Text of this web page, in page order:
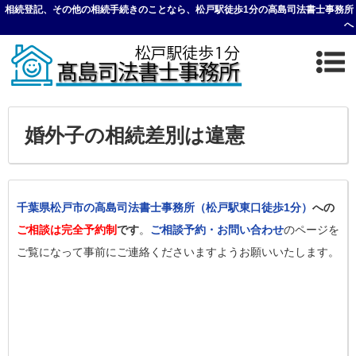
相続登記、その他の相続手続きのことなら、松戸駅徒歩1分の高島司法書士事務所
へ
婚外子の相続差別は違憲
千葉県松戸市の高島司法書士事務所（松戸駅東口徒歩1分） への
ご相談は完全予約制です。 ご相談予約・お問い合わせのページを
ご覧になって事前にご連絡くださいますようお願いいたします。